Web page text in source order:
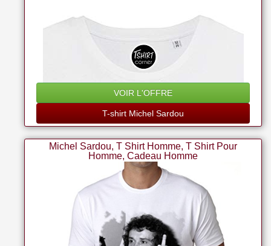
VOIR L'OFFRE
T-shirt Michel Sardou
Michel Sardou, T Shirt Homme, T Shirt Pour
Homme, Cadeau Homme